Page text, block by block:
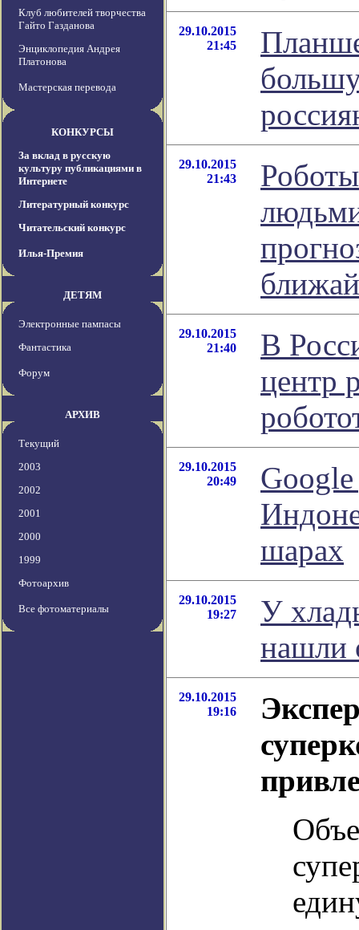
Клуб любителей творчества
Гайто Газданова
Энциклопедия Андрея
Платонова
Мастерская перевода
КОНКУРСЫ
За вклад в русскую
культуру публикациями в
Интернете
Литературный конкурс
Читательский конкурс
Илья-Премия
ДЕТЯМ
Электронные пампасы
Фантастика
Форум
АРХИВ
Текущий
2003
2002
2001
2000
1999
Фотоархив
Все фотоматериалы
29.10.2015
21:45
29.10.2015
21:43
29.10.2015
21:40
В
центр
29.10.2015
20:49
Google
шарах
29.10.2015
19:27
У
нашли
29.10.2015
19:16